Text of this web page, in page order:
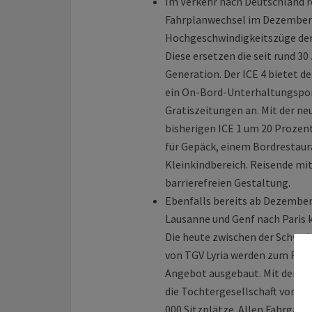
Fahrplanwechsel im
Hochgeschwindigkeitszüge
Diese ersetzen die seit rund
Generation. Der ICE 4 bietet
ein On-Bord-
Gratiszeitungen an. Mit der
bisherigen ICE 1 um 20
für Gepäck, einem
Kleinkindbereich. Reisende
barrierefreien Gestaltung.
Ebenfalls bereits ab
Lausanne und Genf nach
Die heute zwischen der
von TGV Lyria werden zum
Angebot ausgebaut. Mit der
die Tochtergesellschaft von